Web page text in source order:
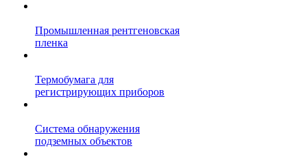
Промышленная рентгеновская
пленка
Термобумага для
регистрирующих приборов
Система обнаружения
подземных объектов